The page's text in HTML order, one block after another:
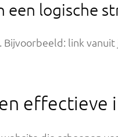
een logische
link
effectieve